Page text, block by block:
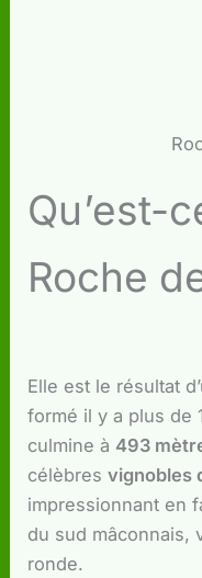
Qu’est-
Roche
Elle est le résultat
formé il y a plus de
culmine à 493
célèbresvignobles
impressionnant en
du sud mâconnais,
ronde.